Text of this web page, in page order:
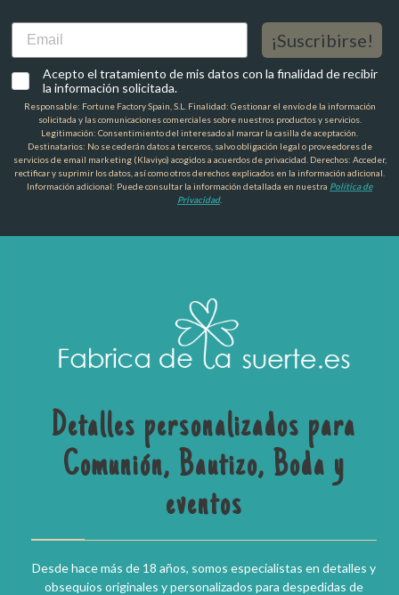
Email
¡Suscribirse!
Acepto el tratamiento de mis datos con la finalidad de recibir
la información solicitada.
Responsable: Fortune Factory Spain, S.L. Finalidad: Gestionar el envío de la información
solicitada y las comunicaciones comerciales sobre nuestros productos y servicios.
Legitimación: Consentimiento del interesado al marcar la casilla de aceptación.
Destinatarios: No se cederán datos a terceros, salvo obligación legal o proveedores de
servicios de email marketing (Klaviyo) acogidos a acuerdos de privacidad. Derechos: Acceder,
rectificar y suprimir los datos, así como otros derechos explicados en la información adicional.
Información adicional: Puede consultar la información detallada en nuestra Política de
Privacidad.
Detalles personalizados para
Comunión, Bautizo, Boda y
eventos
Desde hace más de 18 años, somos especialistas en detalles y
obsequios originales y personalizados para despedidas de